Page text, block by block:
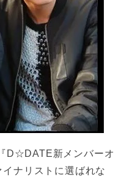
D☆DATE新メンバーオ
ナリストに選ばれな